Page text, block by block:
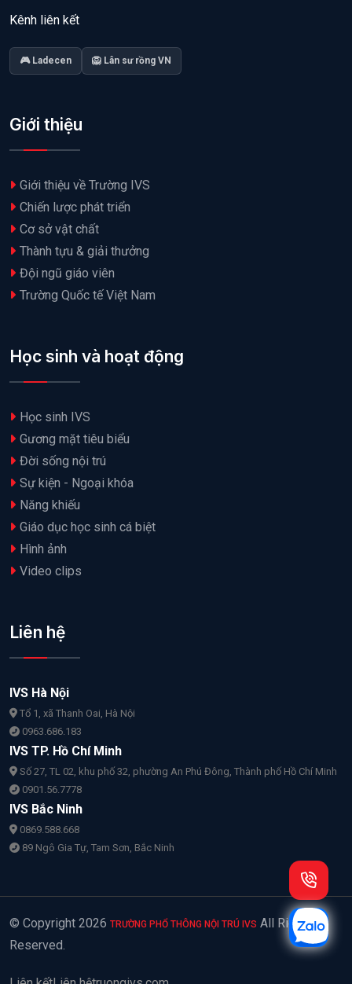
Kênh liên kết
🎮 Ladecen 🦁 Lân sư rồng VN
Giới thiệu
Giới thiệu về Trường IVS
Chiến lược phát triển
Cơ sở vật chất
Thành tựu & giải thưởng
Đội ngũ giáo viên
Trường Quốc tế Việt Nam
Học sinh và hoạt động
Học sinh IVS
Gương mặt tiêu biểu
Đời sống nội trú
Sự kiện - Ngoại khóa
Năng khiếu
Giáo dục học sinh cá biệt
Hình ảnh
Video clips
Liên hệ
IVS Hà Nội
Tổ 1, xã Thanh Oai, Hà Nội
0963.686.183
IVS TP. Hồ Chí Minh
Số 27, TL 02, khu phố 32, phường An Phú Đông, Thành phố Hồ Chí Minh
0901.56.7778
IVS Bắc Ninh
0869.588.668
89 Ngô Gia Tự, Tam Sơn, Bắc Ninh
© Copyright 2026 TRƯỜNG PHỔ THÔNG NỘI TRÚ IVS All Rights
Reserved.